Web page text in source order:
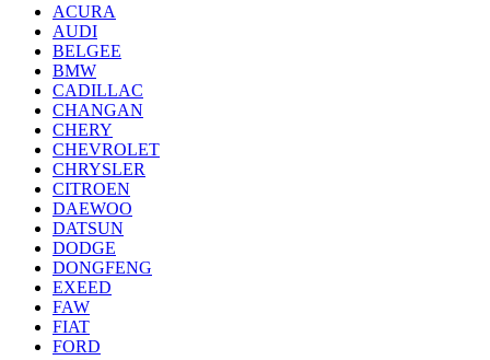
ACURA
AUDI
BELGEE
BMW
CADILLAC
CHANGAN
CHERY
CHEVROLET
CHRYSLER
CITROEN
DAEWOO
DATSUN
DODGE
DONGFENG
EXEED
FAW
FIAT
FORD